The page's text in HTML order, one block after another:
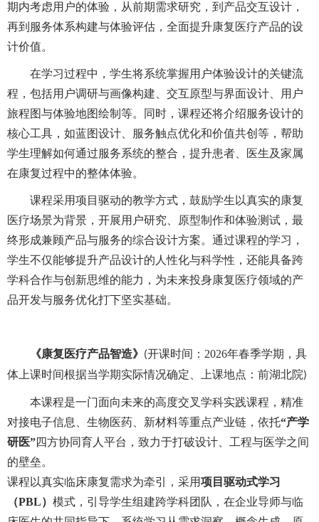
期内考虑用户的体验，从前期需求研究，到产品交互设计，
再到服务体系构建与体验评估，全面提升康复医疗产品的设
计价值。
在学习过程中，学生将系统掌握用户体验设计的关键流
程，包括用户调研与画像构建、交互原型与界面设计、用户
旅程图与体验地图绘制等。同时，课程还将介绍服务设计的
核心工具，如蓝图设计、服务触点优化和价值共创等，帮助
学生理解如何通过服务系统的整合，提升患者、医生及家属
在康复过程中的整体体验。
课程采用项目驱动的教学方式，鼓励学生以真实的康复
医疗场景为背景，开展用户研究、原型制作和体验测试，最
终形成兼顾产品与服务的综合设计方案。通过课程的学习，
学生不仅能够提升产品设计的人性化与科学性，还能具备跨
学科合作与创新思维的能力，为未来投身康复医疗领域的产
品开发与服务优化打下坚实基础。
《康复医疗产品智造》 (开课时间： 2026年春季学期，具
体上课时间根据当学期实际情况确定 、上课地点：前湖北院)
本课程是一门面向未来的高度交叉学科实践课程，精准
对接电子信息、生物医药、新材料等重点产业链，依托“产学
研医”四方协同育人平台，致力于打破设计、工程与医学之间
的壁垒。
课程以真实临床康复需求为牵引，采用项目驱动式学习
（PBL） 模式，引导学生组建跨学科团队，在企业导师与临